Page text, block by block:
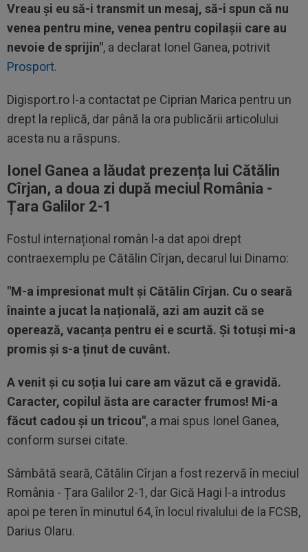
Vreau și eu să-i transmit un mesaj, să-i spun că nu
venea pentru mine, venea pentru copilașii care au
nevoie de sprijin", a declarat Ionel Ganea, potrivit
Prosport.
Digisport.ro l-a contactat pe Ciprian Marica pentru un
drept la replică, dar până la ora publicării articolului
acesta nu a răspuns.
Ionel Ganea a lăudat prezența lui Cătălin
Cîrjan, a doua zi după meciul România -
Țara Galilor 2-1
Fostul internațional român l-a dat apoi drept
contraexemplu pe Cătălin Cîrjan, decarul lui Dinamo:
"M-a impresionat mult și Cătălin Cîrjan. Cu o seară
înainte a jucat la națională, azi am auzit că se
operează, vacanța pentru ei e scurtă. Și totuși mi-a
promis și s-a ținut de cuvânt.
A venit și cu soția lui care am văzut că e gravidă.
Caracter, copilul ăsta are caracter frumos! Mi-a
făcut cadou și un tricou", a mai spus Ionel Ganea,
conform sursei citate.
Sâmbătă seară, Cătălin Cîrjan a fost rezervă în meciul
România - Țara Galilor 2-1, dar Gică Hagi l-a introdus
apoi pe teren în minutul 64, în locul rivalului de la FCSB,
Darius Olaru.